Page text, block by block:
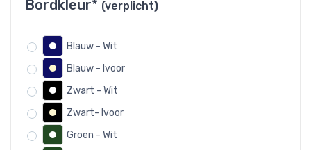
Bordkleur* (verplicht)
Blauw - Wit
Blauw - Ivoor
Zwart - Wit
Zwart- Ivoor
Groen - Wit